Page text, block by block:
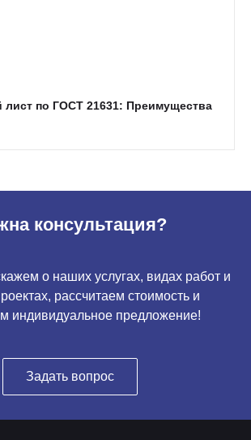
по ГОСТ 21631: Преимущества
консультация?
о наших услугах, видах работ и
рассчитаем стоимость и
индивидуальное предложение!
Задать вопрос